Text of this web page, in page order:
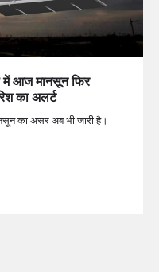
आज मानसून फिर
का अलर्ट
का असर अब भी जारी है।